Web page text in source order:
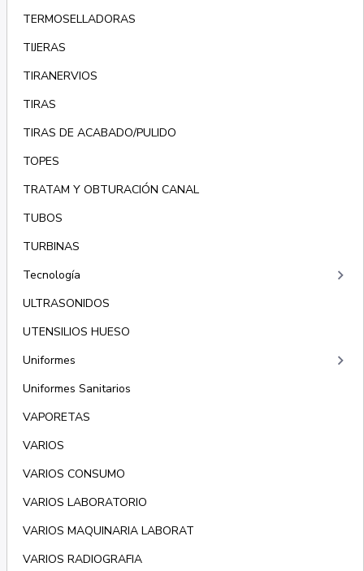
TERMOSELLADORAS
TIJERAS
TIRANERVIOS
TIRAS
TIRAS DE ACABADO/PULIDO
TOPES
TRATAM Y OBTURACIÓN CANAL
TUBOS
TURBINAS
Tecnología
keyboard_arrow_right
ULTRASONIDOS
UTENSILIOS HUESO
Uniformes
keyboard_arrow_right
Uniformes Sanitarios
VAPORETAS
VARIOS
VARIOS CONSUMO
VARIOS LABORATORIO
VARIOS MAQUINARIA LABORAT
VARIOS RADIOGRAFIA